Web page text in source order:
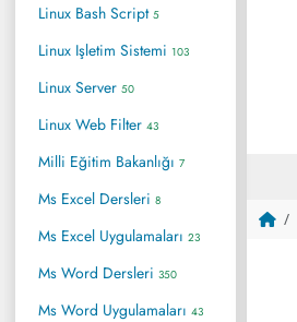
Linux Bash Script 5
Linux Işletim Sistemi 103
Linux Server 50
Linux Web Filter 43
Milli Eğitim Bakanlığı 7
Ms Excel Dersleri 8
Ms Excel Uygulamaları 23
Ms Word Dersleri 350
Ms Word Uygulamaları 43